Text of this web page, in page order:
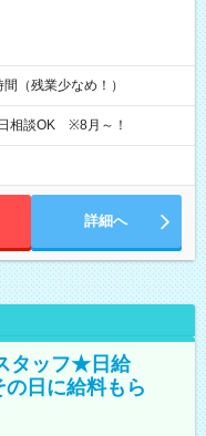
（残業少なめ！）
相談OK ※8月～！
詳細へ
タッフ★日給
日に給料もら